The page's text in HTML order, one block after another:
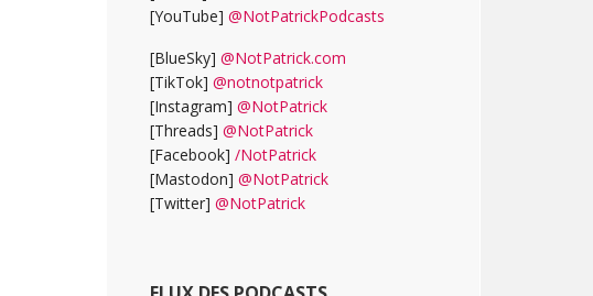
[YouTube] @NotPatrickPodcasts
[BlueSky] @NotPatrick.com
[TikTok] @notnotpatrick
[Instagram] @NotPatrick
[Threads] @NotPatrick
[Facebook] /NotPatrick
[Mastodon] @NotPatrick
[Twitter] @NotPatrick